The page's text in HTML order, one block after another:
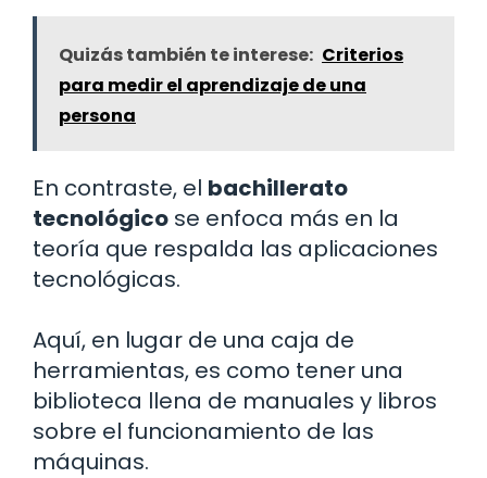
Quizás también te interese: Criterios
para medir el aprendizaje de una
persona
En contraste, el bachillerato
tecnológico se enfoca más en la
teoría que respalda las aplicaciones
tecnológicas.
Aquí, en lugar de una caja de
herramientas, es como tener una
biblioteca llena de manuales y libros
sobre el funcionamiento de las
máquinas.